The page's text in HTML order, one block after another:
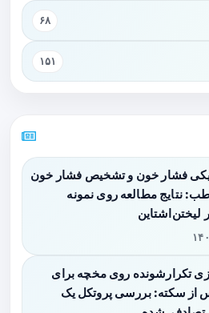
۶۸
۱۵۱
فشار خون و تشخیص فشار خون
نتایج مطالعه روی نمونه
لیختن‌اشتاین
۱۹
تکرارشونده روی مخچه برای
از سکته: بررسی پروتکل یک